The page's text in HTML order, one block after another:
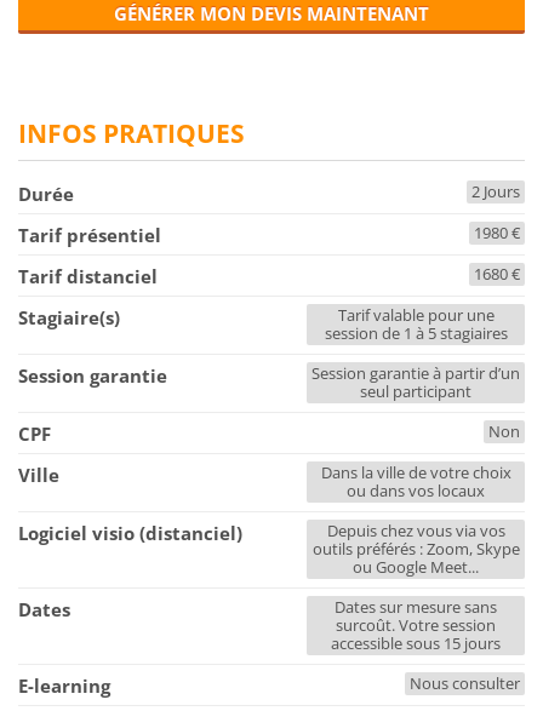
GÉNÉRER MON DEVIS MAINTENANT
INFOS PRATIQUES
Durée 2 Jours
Tarif présentiel 1980 €
Tarif distanciel 1680 €
Stagiaire(s)
Tarif valable pour une
session de 1 à 5 stagiaires
Session garantie
Session garantie à partir d’un
seul participant
CPF Non
Ville
Dans la ville de votre choix
ou dans vos locaux
Logiciel visio (distanciel)
Depuis chez vous via vos
outils préférés : Zoom, Skype
ou Google Meet...
Dates
Dates sur mesure sans
surcoût. Votre session
accessible sous 15 jours
E-learning Nous consulter